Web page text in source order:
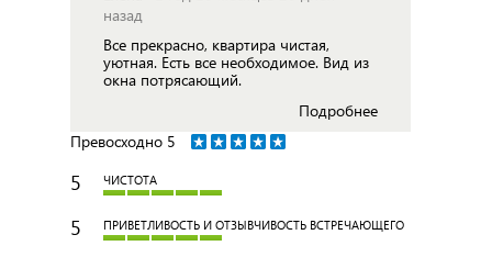
назад
Все прекрасно, квартира чистая,
уютная. Есть все необходимое. Вид из
окна потрясающий.
Подробнее
Превосходно 5
5 ЧИСТОТА
5 ПРИВЕТЛИВОСТЬ И ОТЗЫВЧИВОСТЬ ВСТРЕЧАЮЩЕГО